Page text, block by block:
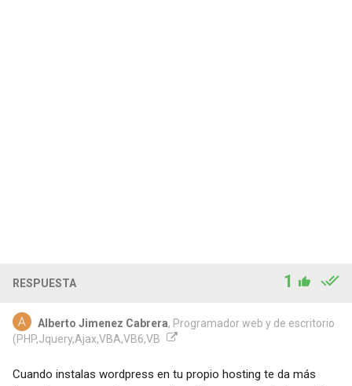
RESPUESTA 1
Alberto Jimenez Cabrera, Programador web y de escritorio
(PHP,Jquery,Ajax,VBA,VB6,VB
Cuando instalas wordpress en tu propio hosting te da más